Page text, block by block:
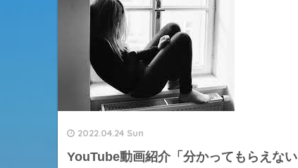
2022.04.24 Sun
YouTube動画紹介「分かってもらえない